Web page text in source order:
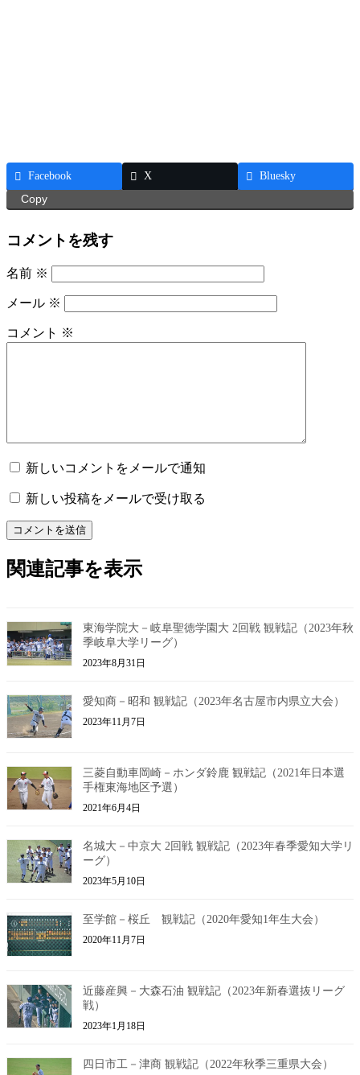
Facebook X
Bluesky
Copy
コメントを残す
名前 ※
メール ※
コメント ※
新しいコメントをメールで通知
新しい投稿をメールで受け取る
関連記事を表示
東海学院大－岐阜聖徳学園大 2回戦 観戦記（2023年秋
季岐阜大学リーグ）
2023年8月31日
愛知商－昭和 観戦記（2023年名古屋市内県立大会）
2023年11月7日
三菱自動車岡崎－ホンダ鈴鹿 観戦記（2021年日本選
手権東海地区予選）
2021年6月4日
名城大－中京大 2回戦 観戦記（2023年春季愛知大学リ
ーグ）
2023年5月10日
至学館－桜丘 観戦記（2020年愛知1年生大会）
2020年11月7日
近藤産興－大森石油 観戦記（2023年新春選抜リーグ
戦）
2023年1月18日
四日市工－津商 観戦記（2022年秋季三重県大会）